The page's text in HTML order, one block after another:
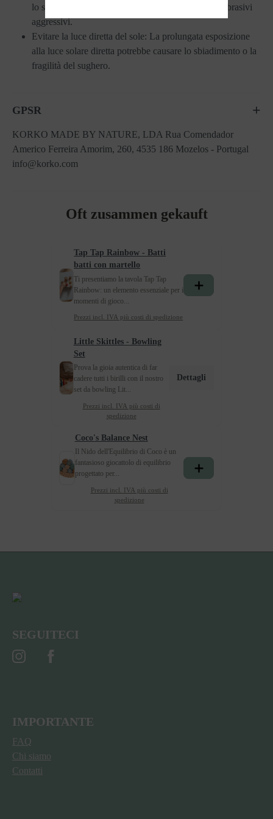
lo sporco o le macchie. Evitare prodotti chimici o abrasivi
aggressivi.
Evitare la luce diretta del sole: La prolungata esposizione
alla luce solare diretta potrebbe causare lo sbiadimento o la
fragilità del sughero.
GPSR
KORKO MADE BY NATURE, LDA Rua Comendador
Americo Ferreira Amorim, 260, 4535 186 Mozelos - Portugal
info@korko.com
Oft zusammen gekauft
Tap Tap Rainbow - Batti
batti con martello
Ti presentiamo la tavola Tap Tap
Rainbow: un elemento essenziale per i
momenti di gioco...
Prezzi incl. IVA più costi di spedizione
Little Skittles - Bowling
Set
Prova la gioia autentica di far
cadere tutti i birilli con il nostro
set da bowling Lit...
Prezzi incl. IVA più costi di
spedizione
Dettagli
Coco's Balance Nest​
Il Nido dell'Equilibrio di Coco è un
fantasioso giocattolo di equilibrio
progettato per...
Prezzi incl. IVA più costi di
spedizione
SEGUITECI
IMPORTANTE
FAQ
Chi siamo
Contatti